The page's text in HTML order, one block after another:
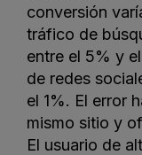
conversión
tráfico de
entre el 5% y
de redes
el 1%. El error
mismo sitio y
El usuario de